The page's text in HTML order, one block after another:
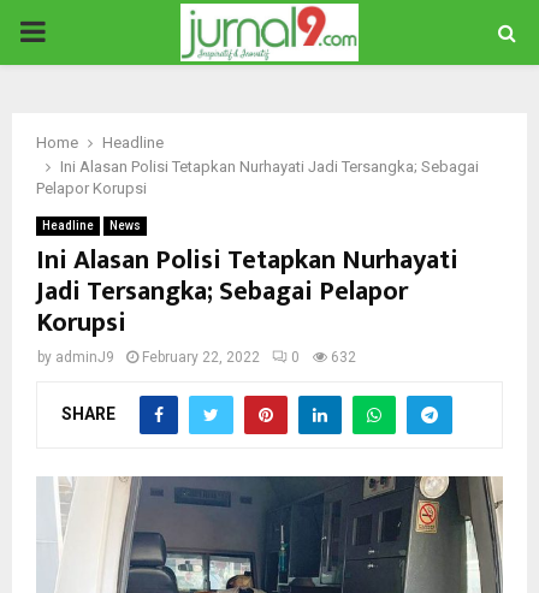
PRIMARY
Home
Headline
Ini Alasan Polisi Tetapkan Nurhayati Jadi Tersangka; Sebagai
Pelapor Korupsi
Headline News
Ini Alasan Polisi Tetapkan Nurhayati
Jadi Tersangka; Sebagai Pelapor
Korupsi
by adminJ9 February 22, 2022 0 632
SHARE